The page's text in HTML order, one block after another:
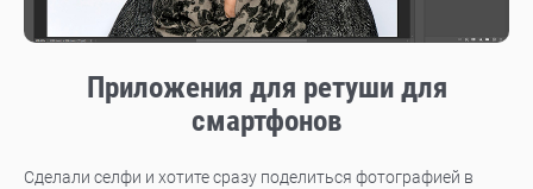
Приложения для ретуши для
смартфонов
Сделали селфи и хотите сразу поделиться фотографией в